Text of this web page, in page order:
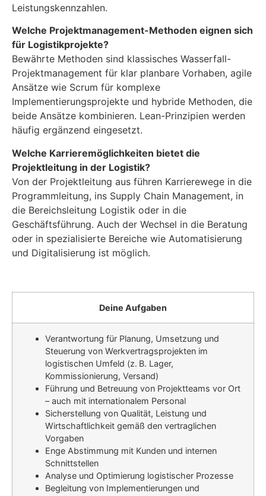
Leistungskennzahlen.
Welche Projektmanagement-Methoden eignen sich
für Logistikprojekte?
Bewährte Methoden sind klassisches Wasserfall-
Projektmanagement für klar planbare Vorhaben, agile
Ansätze wie Scrum für komplexe
Implementierungsprojekte und hybride Methoden, die
beide Ansätze kombinieren. Lean-Prinzipien werden
häufig ergänzend eingesetzt.
Welche Karrieremöglichkeiten bietet die
Projektleitung in der Logistik?
Von der Projektleitung aus führen Karrierewege in die
Programmleitung, ins Supply Chain Management, in
die Bereichsleitung Logistik oder in die
Geschäftsführung. Auch der Wechsel in die Beratung
oder in spezialisierte Bereiche wie Automatisierung
und Digitalisierung ist möglich.
Deine Aufgaben
Verantwortung für Planung, Umsetzung und
Steuerung von Werkvertragsprojekten im
logistischen Umfeld (z. B. Lager,
Kommissionierung, Versand)
Führung und Betreuung von Projektteams vor Ort
– auch mit internationalem Personal
Sicherstellung von Qualität, Leistung und
Wirtschaftlichkeit gemäß den vertraglichen
Vorgaben
Enge Abstimmung mit Kunden und internen
Schnittstellen
Analyse und Optimierung logistischer Prozesse
Begleitung von Implementierungen und